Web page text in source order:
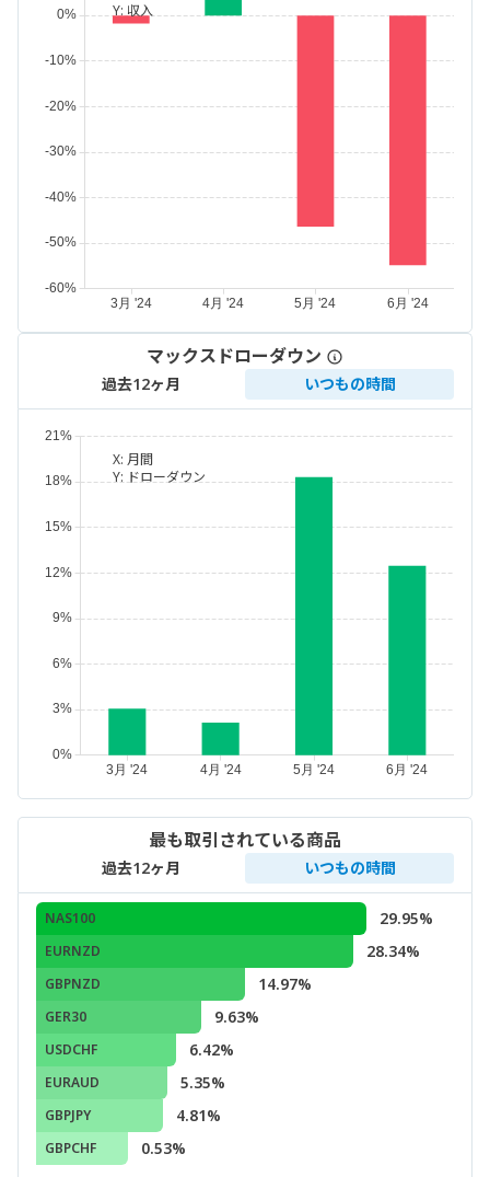
Y: 収入
マックスドローダウン
過去12ヶ月 いつもの時間
X: 月間
Y: ドローダウン
最も取引されている商品
過去12ヶ月 いつもの時間
NAS100 29.95%
EURNZD 28.34%
GBPNZD 14.97%
GER30 9.63%
USDCHF 6.42%
EURAUD 5.35%
GBPJPY 4.81%
GBPCHF 0.53%